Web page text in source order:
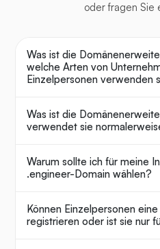
oder fragen Sie
Was ist die
welche Arten von
Einzelpersonen verwenden
Was ist die
verwendet sie
Warum sollte ich für meine
.engineer-Domain wählen?
Können Einzelpersonen
registrieren oder ist sie nur